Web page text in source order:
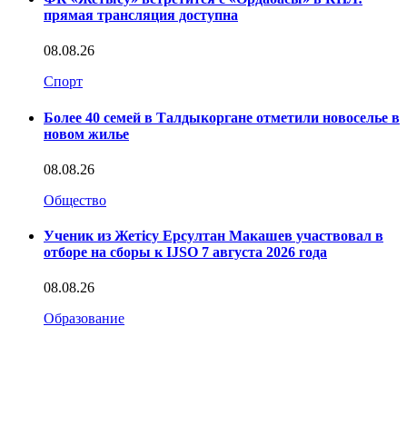
прямая трансляция доступна
08.08.26
Спорт
Более 40 семей в Талдыкоргане отметили новоселье в
новом жилье
08.08.26
Общество
Ученик из Жетісу Ерсултан Макашев участвовал в
отборе на сборы к IJSO 7 августа 2026 года
08.08.26
Образование